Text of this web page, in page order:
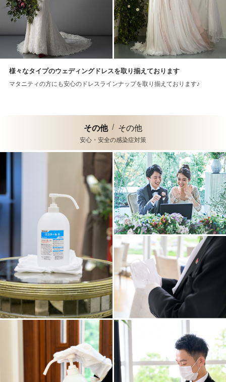
様々なタイプのウェディングドレスを取り揃えております
マタニティの方にも安心のドレスラインナップを取り揃えております♪
その他 その他
安心・安全の感染症対策